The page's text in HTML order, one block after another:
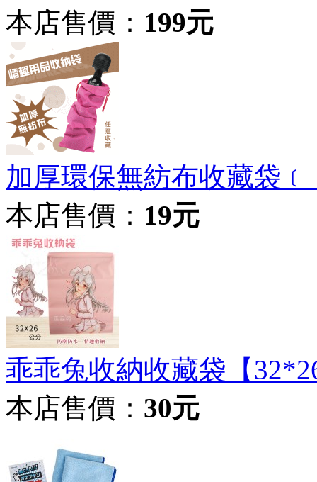
本店售價： 199元
加厚環保無紡布收藏袋﹝
本店售價： 19元
乖乖兔收納收藏袋【
本店售價： 30元